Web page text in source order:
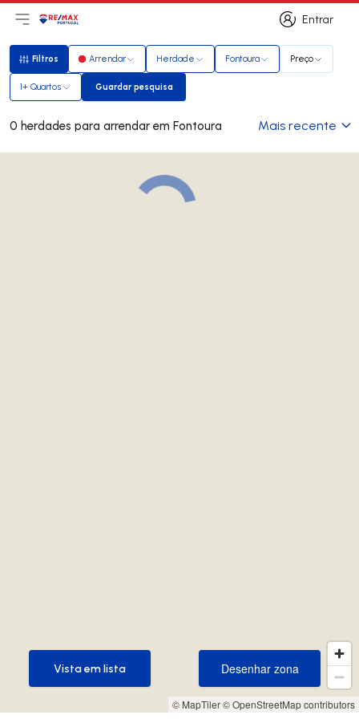
Entrar
Entrar
Abri menu principal
LogoIr para página inicial
Filtros
Filtros Arrendar Herdade Fontoura Preço
1+ Quartos Guardar pesquisa
Guardar pesquisa
0 herdades para arrendar em Fontoura Mais recente
© MapTiler© OpenStreetMap contributors
Desenhar zona
Desenhar zona
Vista em lista
Vista em lista